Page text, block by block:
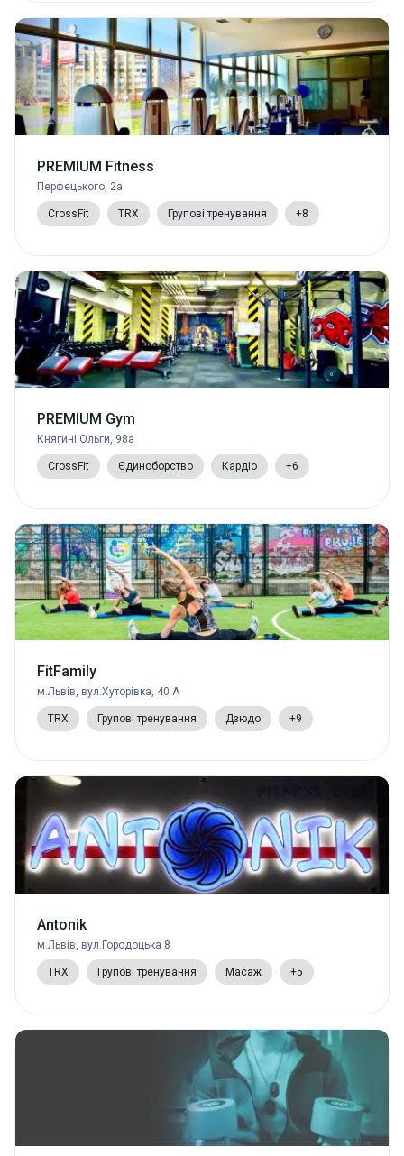
PREMIUM Fitness
Перфецького, 2а
CrossFit TRX Групові тренування +8
PREMIUM Gym
Княгині Ольги, 98a
CrossFit Єдиноборство Кардіо +6
FitFamily
м.Львів, вул.Хуторівка, 40 А
TRX Групові тренування Дзюдо +9
Antonik
м.Львів, вул.Городоцька 8
TRX Групові тренування Масаж +5